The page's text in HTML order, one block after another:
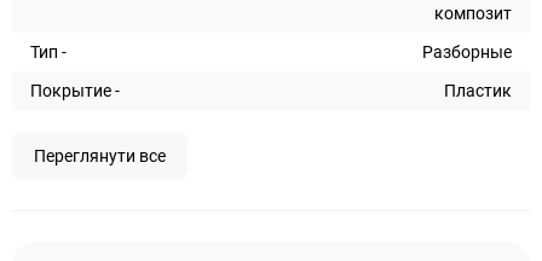
композит
Тип -
Разборные
Покрытие -
Пластик
Переглянути все